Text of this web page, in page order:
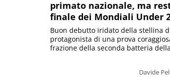
primato nazionale, ma
finale dei Mondiali Under
Davide
Buon debutto iridato della stellina
protagonista di una prova
frazione della seconda batteria